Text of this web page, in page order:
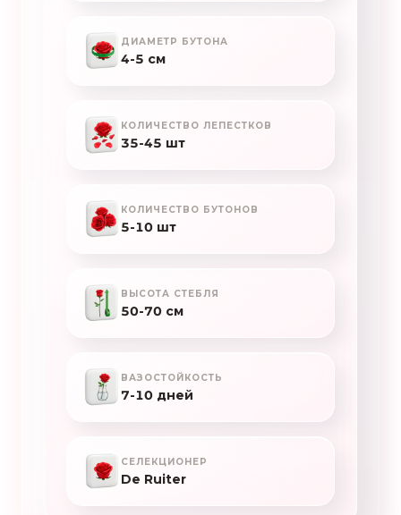
ДИАМЕТР БУТОНА
4-5 см
КОЛИЧЕСТВО ЛЕПЕСТКОВ
35-45 шт
КОЛИЧЕСТВО БУТОНОВ
5-10 шт
ВЫСОТА СТЕБЛЯ
50-70 см
ВАЗОСТОЙКОСТЬ
7-10 дней
СЕЛЕКЦИОНЕР
De Ruiter